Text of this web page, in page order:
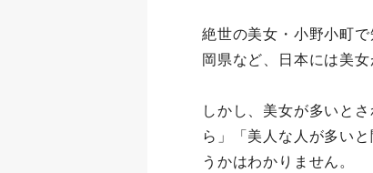
絶世の美女・小野小町
岡県など、日本には美
しかし、美女が多いと
ら」「美人な人が多い
うかはわかりません。